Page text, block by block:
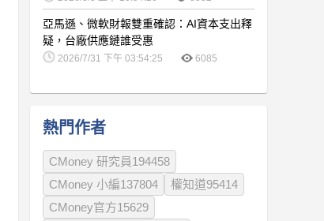
亞馬遜、微軟財報雙重確認：AI資本支出釋
疑，台廠供應鏈誰受惠
2026/7/31 下午 03:54:25 6085
熱門作者
CMoney 研究員194458
CMoney 小編137804
權知道95414
CMoney官方15629